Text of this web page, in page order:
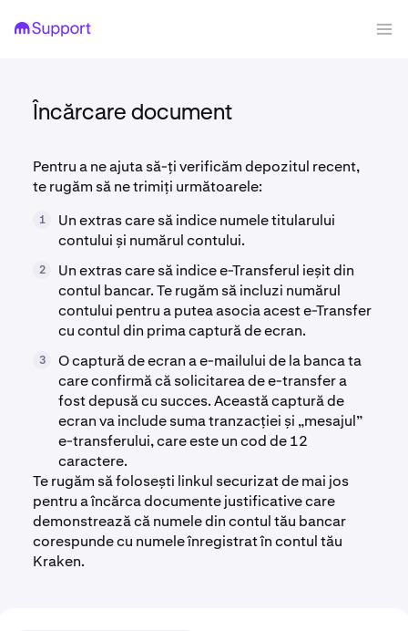
Încărcare document
Pentru a ne ajuta să-ți verificăm depozitul recent,
te rugăm să ne trimiți următoarele:
1
Un extras care să indice numele titularului
contului și numărul contului.
2
Un extras care să indice e-Transferul ieșit din
contul bancar. Te rugăm să incluzi numărul
contului pentru a putea asocia acest e-Transfer
cu contul din prima captură de ecran.
3
O captură de ecran a e-mailului de la banca ta
care confirmă că solicitarea de e-transfer a
fost depusă cu succes. Această captură de
ecran va include suma tranzacției și „mesajul”
e-transferului, care este un cod de 12
caractere.
Te rugăm să folosești linkul securizat de mai jos
pentru a încărca documente justificative care
demonstrează că numele din contul tău bancar
corespunde cu numele înregistrat în contul tău
Kraken.